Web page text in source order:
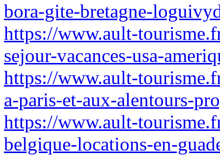
bora-gite-bretagne-
https://www.ault-
sejour-vacances-usa-
https://www.ault-
a-paris-et-aux-alentours-
https://www.ault-
belgique-locations-en-